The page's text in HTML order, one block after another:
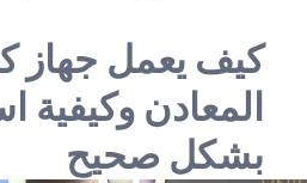
كيف يعمل
المعادن وكيفية
بشكل صحيح